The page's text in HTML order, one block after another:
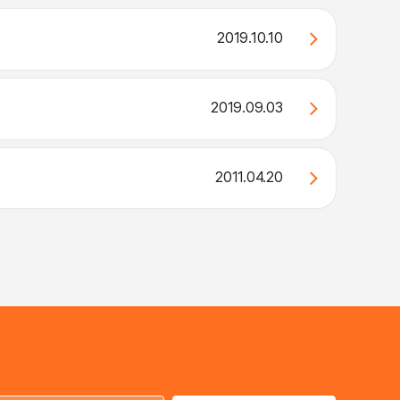
2019.10.10
2019.09.03
2011.04.20